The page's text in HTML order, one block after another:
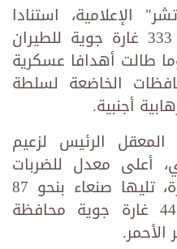
الإعلامية، استنادا
لإعلام الحوثيين، من رصد 333 غارة جوية للطيران
في غضون 19 يوما طالت أهدافا عسكرية
الخاضعة لسلطة
أجنبية.
الرئيس لزعيم
أعلى معدل للضربات
الأميركية بحوالي 124 غارة، تليها صنعاء بنحو 87
غارة جوية، بينما ضربت 44 غارة جوية محافظة
الأحمر.